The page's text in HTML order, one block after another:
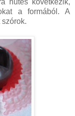
hűtés következik,
a formából. A